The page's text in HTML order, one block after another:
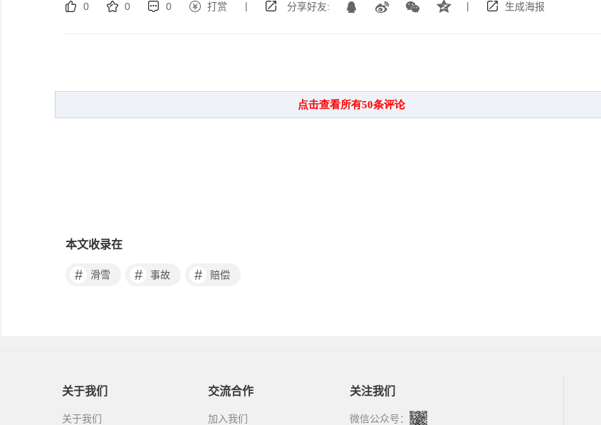
0 0 0 打赏 | 分享好友: | 生成海报
本文收录在
# 滑雪 # 事故 # 赔偿
关于我们
关于我们
交流合作
加入我们
关注我们
微信公众号：